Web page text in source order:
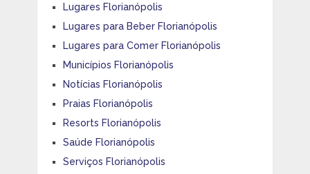
Lugares Florianópolis
Lugares para Beber Florianópolis
Lugares para Comer Florianópolis
Municípios Florianópolis
Notícias Florianópolis
Praias Florianópolis
Resorts Florianópolis
Saúde Florianópolis
Serviços Florianópolis